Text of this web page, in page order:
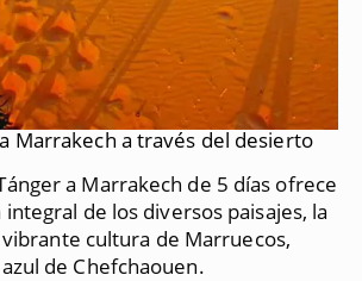
Marrakech a través del desierto
a Marrakech de 5 días ofrece
de los diversos paisajes, la
cultura de Marruecos,
de Chefchaouen.